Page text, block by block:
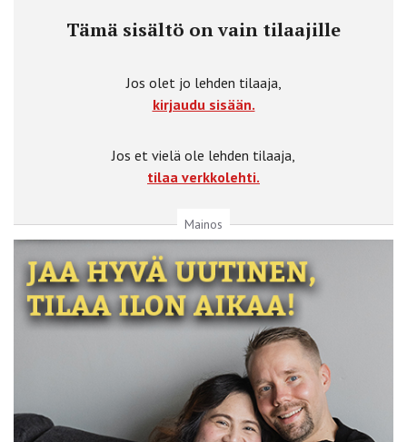
Tämä sisältö on vain tilaajille
Jos olet jo lehden tilaaja,
kirjaudu sisään.
Jos et vielä ole lehden tilaaja,
tilaa verkkolehti.
Mainos